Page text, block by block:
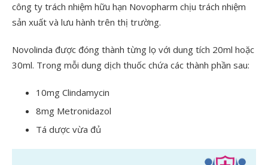
công ty trách nhiệm hữu hạn Novopharm chịu trách nhiệm
sản xuất và lưu hành trên thị trường.
Novolinda được đóng thành từng lọ với dung tích 20ml hoặc
30ml. Trong mỗi dung dịch thuốc chứa các thành phần sau:
10mg Clindamycin
8mg Metronidazol
Tá dược vừa đủ